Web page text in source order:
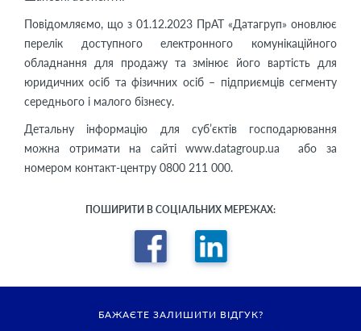
Повідомляємо, що з 01.12.2023 ПрАТ «Датагруп» оновлює
перелік доступного електронного комунікаційного
обладнання для продажу та змінює його вартість для
юридичних осіб та фізичних осіб – підприємців сегменту
середнього і малого бізнесу.
Детальну інформацію для суб’єктів господарювання
можна отримати на сайті www.datagroup.ua або за
номером контакт-центру 0800 211 000.
ПОШИРИТИ В СОЦІАЛЬНИХ МЕРЕЖАХ:
БАЖАЄТЕ ЗАЛИШИТИ ВІДГУК?